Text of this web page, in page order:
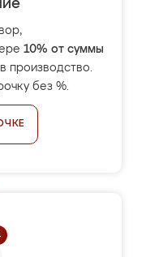
10% от суммы
производство.
без %.